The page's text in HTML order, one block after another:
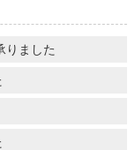
りました